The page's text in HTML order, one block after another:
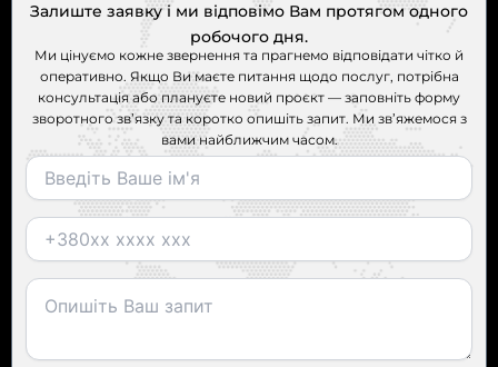
Залиште заявку і ми відповімо Вам протягом одного
робочого дня.
Ми цінуємо кожне звернення та прагнемо відповідати чітко й
оперативно. Якщо Ви маєте питання щодо послуг, потрібна
консультація або плануєте новий проєкт — заповніть форму
зворотного зв’язку та коротко опишіть запит. Ми зв’яжемося з
вами найближчим часом.